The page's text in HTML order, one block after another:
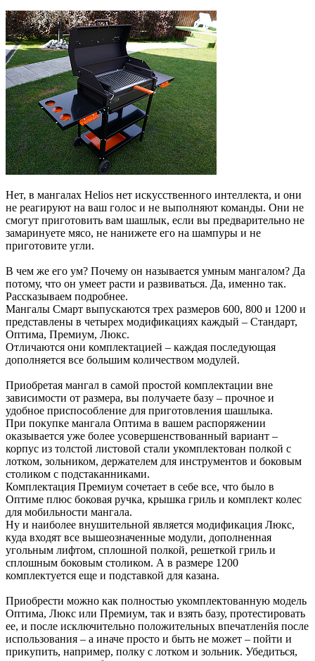
Нет, в мангалах Helios нет искусственного интеллекта, и они
не реагируют на ваш голос и не выполняют команды. Они не
смогут приготовить вам шашлык, если вы предварительно не
замаринуете мясо, не нанижете его на шампуры и не
приготовите угли.
В чем же его ум? Почему он называется умным мангалом? Да
потому, что он умеет расти и развиваться. Да, именно так.
Рассказываем подробнее.
Мангалы Смарт выпускаются трех размеров 600, 800 и 1200 и
представлены в четырех модификациях каждый – Стандарт,
Оптима, Премиум, Люкс.
Отличаются они комплектацией – каждая последующая
дополняется все большим количеством модулей.
Приобретая мангал в самой простой комплектации вне
зависимости от размера, вы получаете базу – прочное и
удобное приспособление для приготовления шашлыка.
При покупке мангала Оптима в вашем распоряжении
оказывается уже более усовершенствованный вариант –
корпус из толстой листовой стали укомплектован полкой с
лотком, зольником, держателем для инструментов и боковым
столиком с подстаканниками.
Комплектация Премиум сочетает в себе все, что было в
Оптиме плюс боковая ручка, крышка гриль и комплект колес
для мобильности мангала.
Ну и наиболее внушительной является модификация Люкс,
куда входят все вышеозначенные модули, дополненная
угольным лифтом, сплошной полкой, решеткой гриль и
сплошным боковым столиком. А в размере 1200
комплектуется еще и подставкой для казана.
Приобрести можно как полностью укомплектованную модель
Оптима, Люкс или Премиум, так и взять базу, протестировать
ее, и после исключительно положительных впечатленйя после
использования – а иначе просто и быть не может – пойти и
прикупить, например, полку с лотком и зольник. Убедиться,